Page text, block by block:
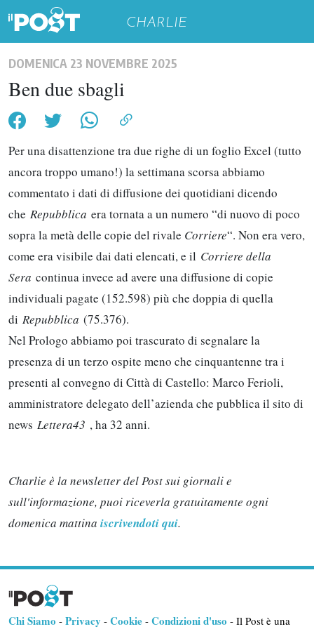
CHARLIE
DOMENICA 23 NOVEMBRE 2025
Ben due sbagli
Per una disattenzione tra due righe di un foglio Excel (tutto
ancora troppo umano!) la settimana scorsa abbiamo
commentato i dati di diffusione dei quotidiani dicendo
che Repubblica era tornata a un numero “di nuovo di poco
sopra la metà delle copie del rivale Corriere“. Non era vero,
come era visibile dai dati elencati, e il Corriere della
Sera continua invece ad avere una diffusione di copie
individuali pagate (152.598) più che doppia di quella
di Repubblica (75.376).
Nel Prologo abbiamo poi trascurato di segnalare la
presenza di un terzo ospite meno che cinquantenne tra i
presenti al convegno di Città di Castello: Marco Ferioli,
amministratore delegato dell’azienda che pubblica il sito di
news Lettera43 , ha 32 anni.
Charlie è la newsletter del Post sui giornali e
sull'informazione, puoi riceverla gratuitamente ogni
domenica mattina iscrivendoti qui.
Chi Siamo - Privacy - Cookie - Condizioni d'uso - Il Post è una